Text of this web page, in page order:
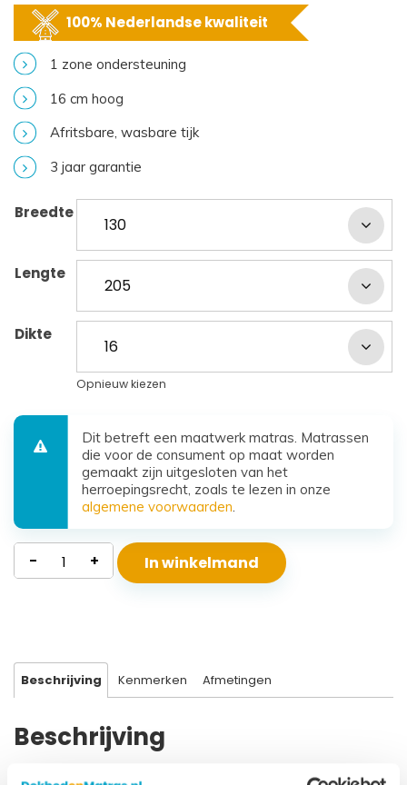
100% Nederlandse kwaliteit
1 zone ondersteuning
16 cm hoog
Afritsbare, wasbare tijk
3 jaar garantie
Breedte
Lengte
Dikte
Opnieuw kiezen
Dit betreft een maatwerk matras. Matrassen
die voor de consument op maat worden
gemaakt zijn uitgesloten van het
herroepingsrecht, zoals te lezen in onze
algemene voorwaarden.
Polyether
Matras
- + In winkelmand
Beschrijving Kenmerken Afmetingen
Beschrijving
Kern Polyether SG40 Hoogte 16 cm Afritsbare uitwasbare